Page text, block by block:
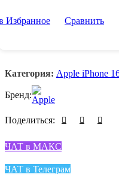
Избранное Сравнить
Категория: Apple iPhone
Бренд:
Поделиться:
ЧАТ в МАКС
ЧАТ в Телеграм